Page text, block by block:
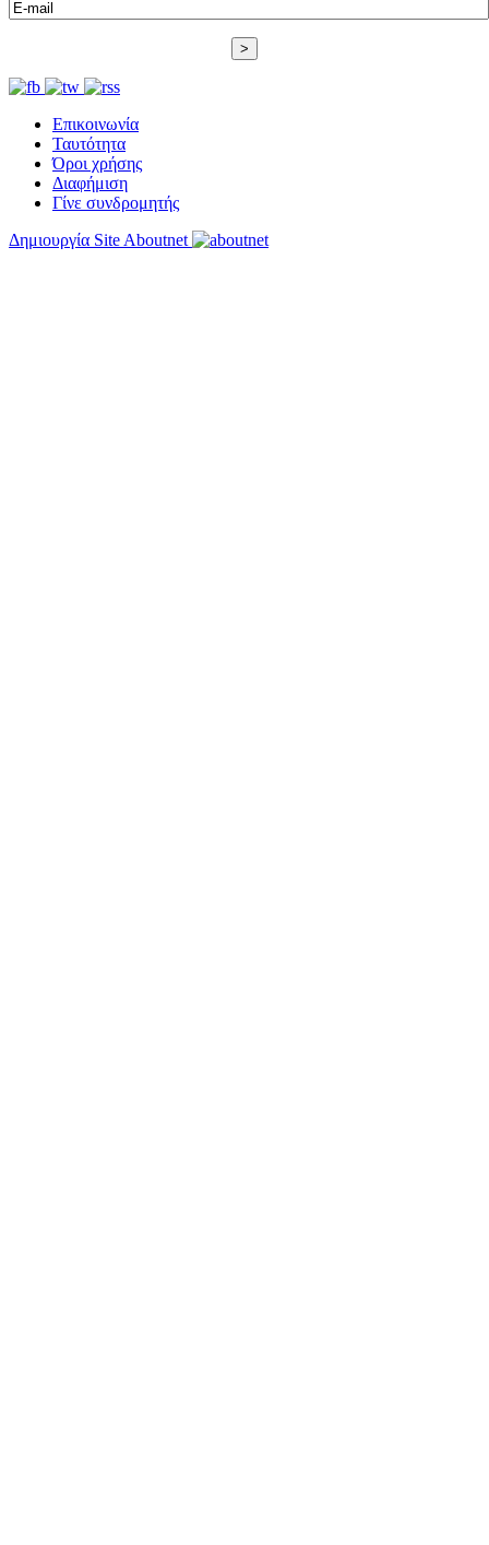
Επικοινωνία
Ταυτότητα
Όροι χρήσης
Διαφήμιση
Γίνε συνδρομητής
Δημιουργία Site Aboutnet